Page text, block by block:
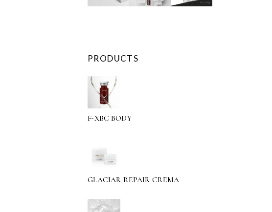
PRODUCTS
F-XBC BODY
GLACIAR REPAIR CREMA